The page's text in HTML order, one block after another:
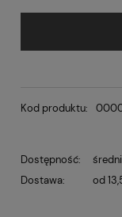
Kod produktu:
Dostępność:
Dostawa:
od